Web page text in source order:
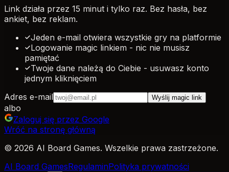
Link działa przez 15 minut i tylko raz. Bez hasła, bez
ankiet, bez reklam.
Jeden e-mail otwiera wszystkie gry na platformie
Logowanie magic linkiem - nic nie musisz
pamiętać
Twoje dane należą do Ciebie - usuwasz konto
jednym kliknięciem
Adres e-mail
Wyślij magic link
albo
Zaloguj się przez Google
Wróć na stronę główną
© 2026 AI Board Games. Wszelkie prawa zastrzeżone.
AI Board GamesRegulaminPolityka prywatności